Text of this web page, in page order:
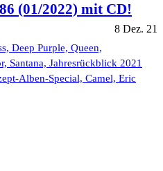
(01/2022) mit CD!
8 Dez. 21
Deep Purple, Queen,
Santana, Jahresrückblick 2021
Alben-Special, Camel, Eric